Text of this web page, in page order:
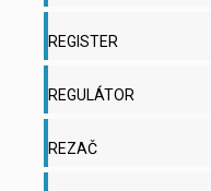
REGISTER
REGULÁTOR
REZAČ